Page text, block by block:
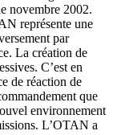
novembre 2002.
représente une
par
La création de
C’est en
de réaction de
que
environnement
L’OTAN a